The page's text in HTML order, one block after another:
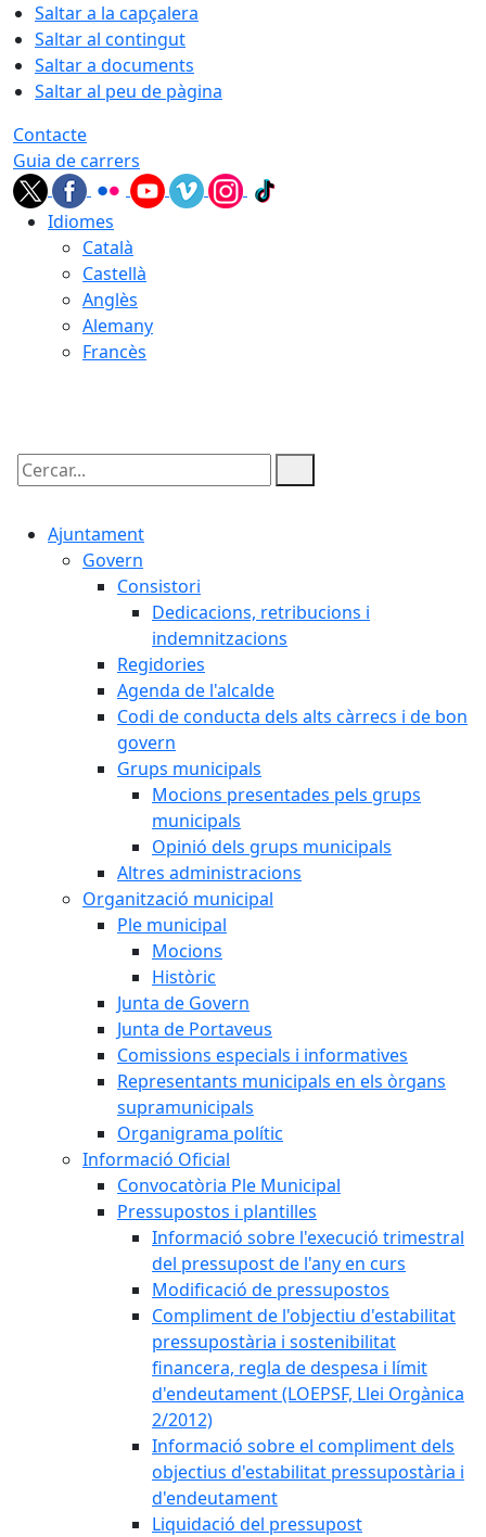
Saltar a la capçalera
Saltar al contingut
Saltar a documents
Saltar al peu de pàgina
Contacte
Guia de carrers
Idiomes
Català
Castellà
Anglès
Alemany
Francès
Cercar:
Ajuntament
Govern
Consistori
Dedicacions, retribucions i
indemnitzacions
Regidories
Agenda de l'alcalde
Codi de conducta dels alts càrrecs i de bon
govern
Grups municipals
Mocions presentades pels grups
municipals
Opinió dels grups municipals
Altres administracions
Organització municipal
Ple municipal
Mocions
Històric
Junta de Govern
Junta de Portaveus
Comissions especials i informatives
Representants municipals en els òrgans
supramunicipals
Organigrama polític
Informació Oficial
Convocatòria Ple Municipal
Pressupostos i plantilles
Informació sobre l'execució trimestral
del pressupost de l'any en curs
Modificació de pressupostos
Compliment de l'objectiu d'estabilitat
pressupostària i sostenibilitat
financera, regla de despesa i límit
d'endeutament (LOEPSF, Llei Orgànica
2/2012)
Informació sobre el compliment dels
objectius d'estabilitat pressupostària i
d'endeutament
Liquidació del pressupost